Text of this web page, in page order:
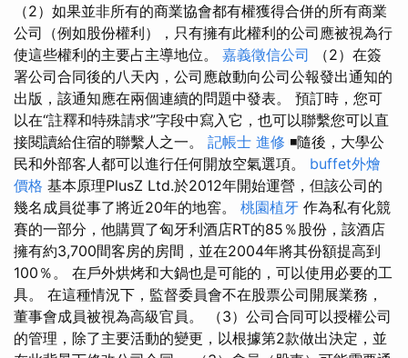
（2）如果並非所有的商業協會都有權獲得合併的所有商業
公司（例如股份權利），只有擁有此權利的公司應被視為行
使這些權利的主要占主導地位。 嘉義徵信公司 （2）在簽
署公司合同後的八天內，公司應啟動向公司公報發出通知的
出版，該通知應在兩個連續的問題中發表。 預訂時，您可
以在“註釋和特殊請求”字段中寫入它，也可以聯繫您可以直
接閱讀給住宿的聯繫人之一。 記帳士 進修 ◾隨後，大學公
民和外部客人都可以進行任何開放空氣選項。 buffet外燴
價格 基本原理PlusZ Ltd.於2012年開始運營，但該公司的
幾名成員從事了將近20年的地窖。 桃園植牙 作為私有化競
賽的一部分，他購買了匈牙利酒店RT的85％股份，該酒店
擁有約3,700間客房的房間，並在2004年將其份額提高到
100％。 在戶外烘烤和大鍋也是可能的，可以使用必要的工
具。 在這種情況下，監督委員會不在股票公司開展業務，
董事會成員被視為高級官員。 （3）公司合同可以授權公司
的管理，除了主要活動的變更，以根據第2款做出決定，並